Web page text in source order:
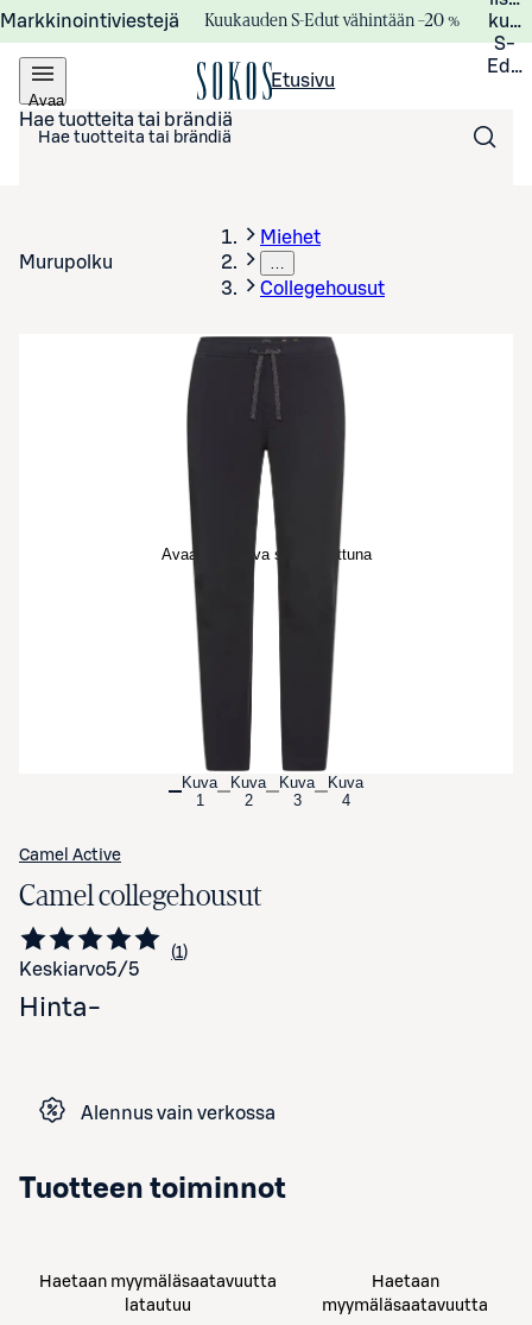
Markkinointiviestejä Kuukauden S-Edut vähintään –20 %
S-
Avaa
valikko
Etusivu
Hae tuotteita tai brändiä
Murupolku
Miehet
…
Collegehousut
Avaa tuotekuva suurennettuna
Kuva
1
Kuva
2
Kuva
3
Kuva
4
Camel Active
Camel collegehousut
Keskiarvo5/5 Siirry arvioihin
1
kappale
Hinta-
Alennus vain verkossa
Tuotteen toiminnot
Haetaan myymäläsaatavuutta
latautuu
Haetaan
myymäläsaatavuutta